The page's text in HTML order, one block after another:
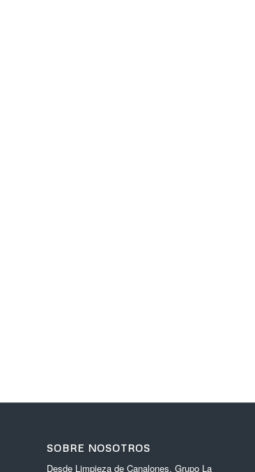
SOBRE NOSOTROS
Desde Limpieza de Canalones, Grupo La